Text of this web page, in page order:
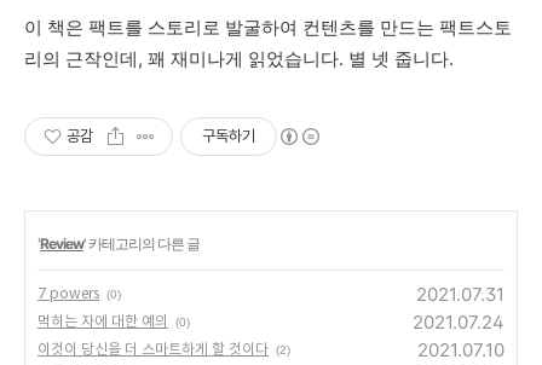
이 책은 팩트를 스토리로 발굴하여 컨텐츠를 만드는 팩트스토
리의 근작인데, 꽤 재미나게 읽었습니다. 별 넷 줍니다.
공감 구독하기
'Review' 카테고리의 다른 글
7 powers (0) 2021.07.31
먹히는 자에 대한 예의 (0) 2021.07.24
이것이 당신을 더 스마트하게 할 것이다 (2) 2021.07.10